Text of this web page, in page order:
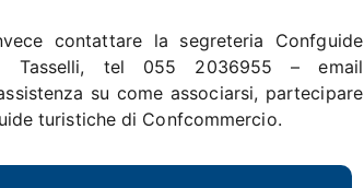
contattare la segreteria Confguide
Tasselli, tel 055 2036955 – email
su come associarsi, partecipare
turistiche di Confcommercio.